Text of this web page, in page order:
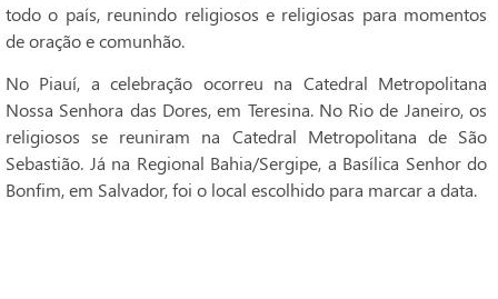
todo o país, reunindo religiosos e religiosas para momentos
de oração e comunhão.
No Piauí, a celebração ocorreu na Catedral Metropolitana
Nossa Senhora das Dores, em Teresina. No Rio de Janeiro, os
religiosos se reuniram na Catedral Metropolitana de São
Sebastião. Já na Regional Bahia/Sergipe, a Basílica Senhor do
Bonfim, em Salvador, foi o local escolhido para marcar a data.